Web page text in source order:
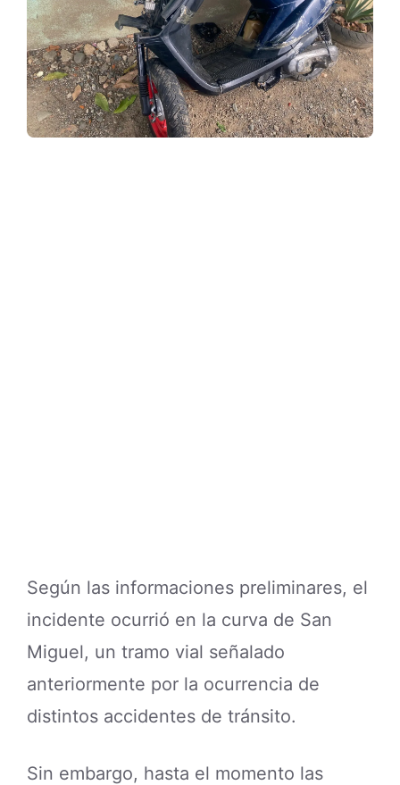
Según las informaciones preliminares, el
incidente ocurrió en la curva de San
Miguel, un tramo vial señalado
anteriormente por la ocurrencia de
distintos accidentes de tránsito.
Sin embargo, hasta el momento las